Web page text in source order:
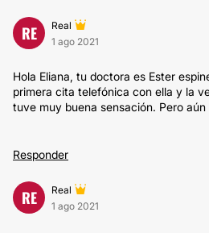
RE
Real
1 ago 2021
Hola Eliana, tu doctora es Ester
primera cita telefónica con ella y la
tuve muy buena sensación. Pero
Responder
RE
Real
1 ago 2021